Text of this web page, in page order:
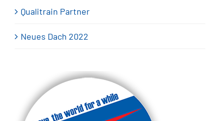
Qualitrain Partner
Neues Dach 2022